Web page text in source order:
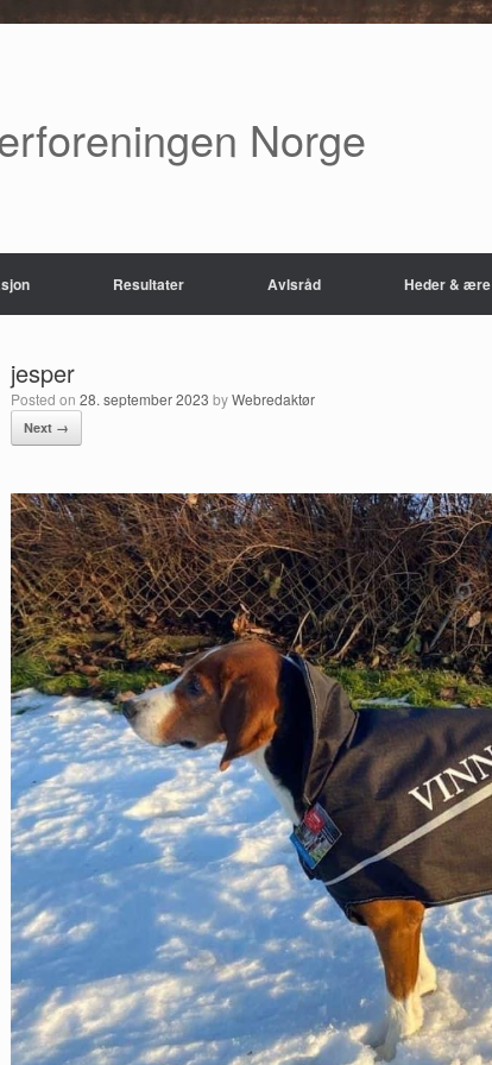
Norge
Resultater Avlsråd Heder & ære
jesper
Posted on28. september 2023 byWebredaktør
Next →